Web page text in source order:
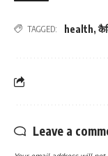
TAGGED: health,
Leave a